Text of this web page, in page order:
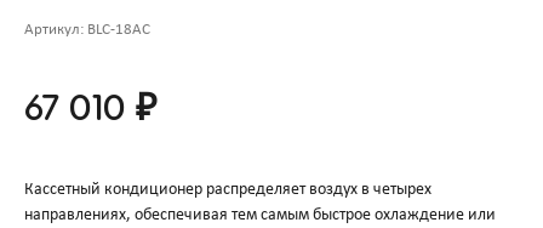
Артикул: BLC-18AC
67 010 ₽
Кассетный кондиционер распределяет воздух в четырех
направлениях, обеспечивая тем самым быстрое охлаждение или